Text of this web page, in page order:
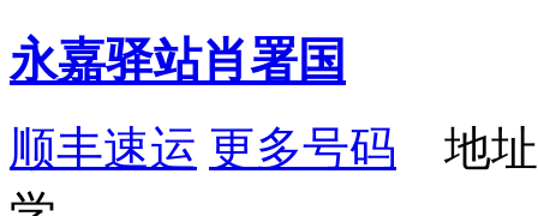
永嘉驿站肖署国
顺丰速运 更多号码 地址